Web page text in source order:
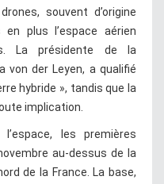
souvent d’origine
plus l’espace aérien
La présidente de la
von der Leyen, a qualifié
hybride », tandis que la
implication.
les premières
au-dessus de la
de la France. La base,